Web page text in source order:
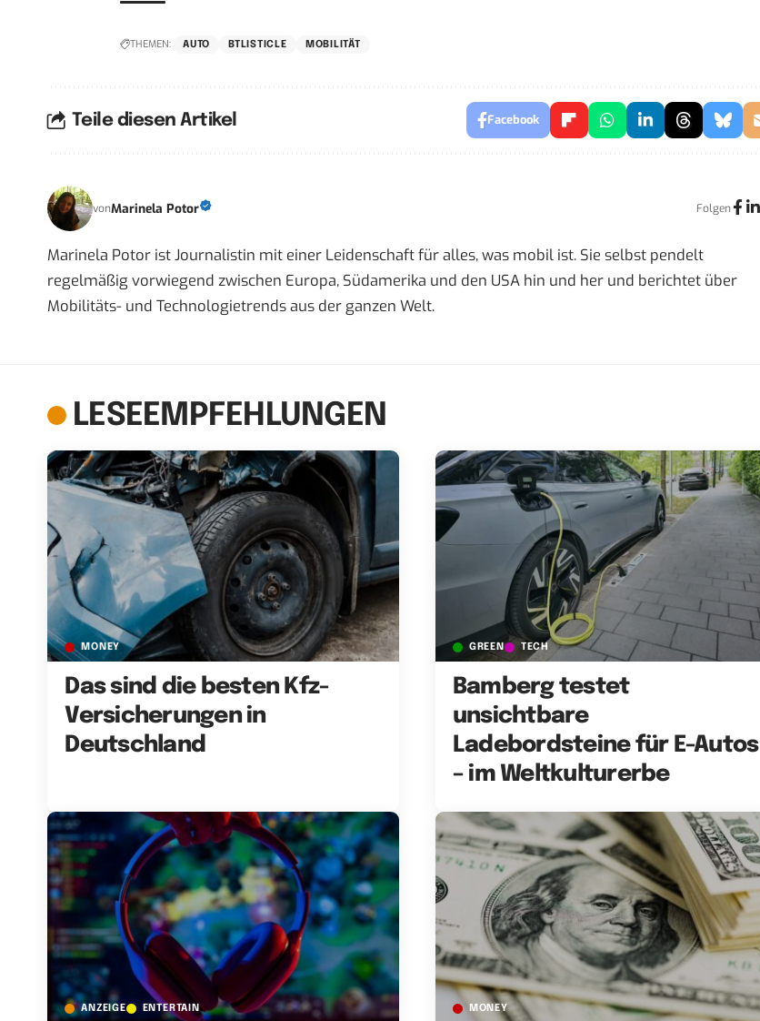
THEMEN: AUTO BTLISTICLE MOBILITÄT
Teile diesen Artikel Facebook
vonMarinela Potor Folgen
Marinela Potor ist Journalistin mit einer Leidenschaft für alles, was mobil ist. Sie selbst pendelt
regelmäßig vorwiegend zwischen Europa, Südamerika und den USA hin und her und berichtet über
Mobilitäts- und Technologietrends aus der ganzen Welt.
LESEEMPFEHLUNGEN
MONEY
Das sind die besten Kfz-
Versicherungen in
Deutschland
GREEN TECH
Bamberg testet
unsichtbare
Ladebordsteine für E-Autos
– im Weltkulturerbe
ANZEIGE ENTERTAIN MONEY